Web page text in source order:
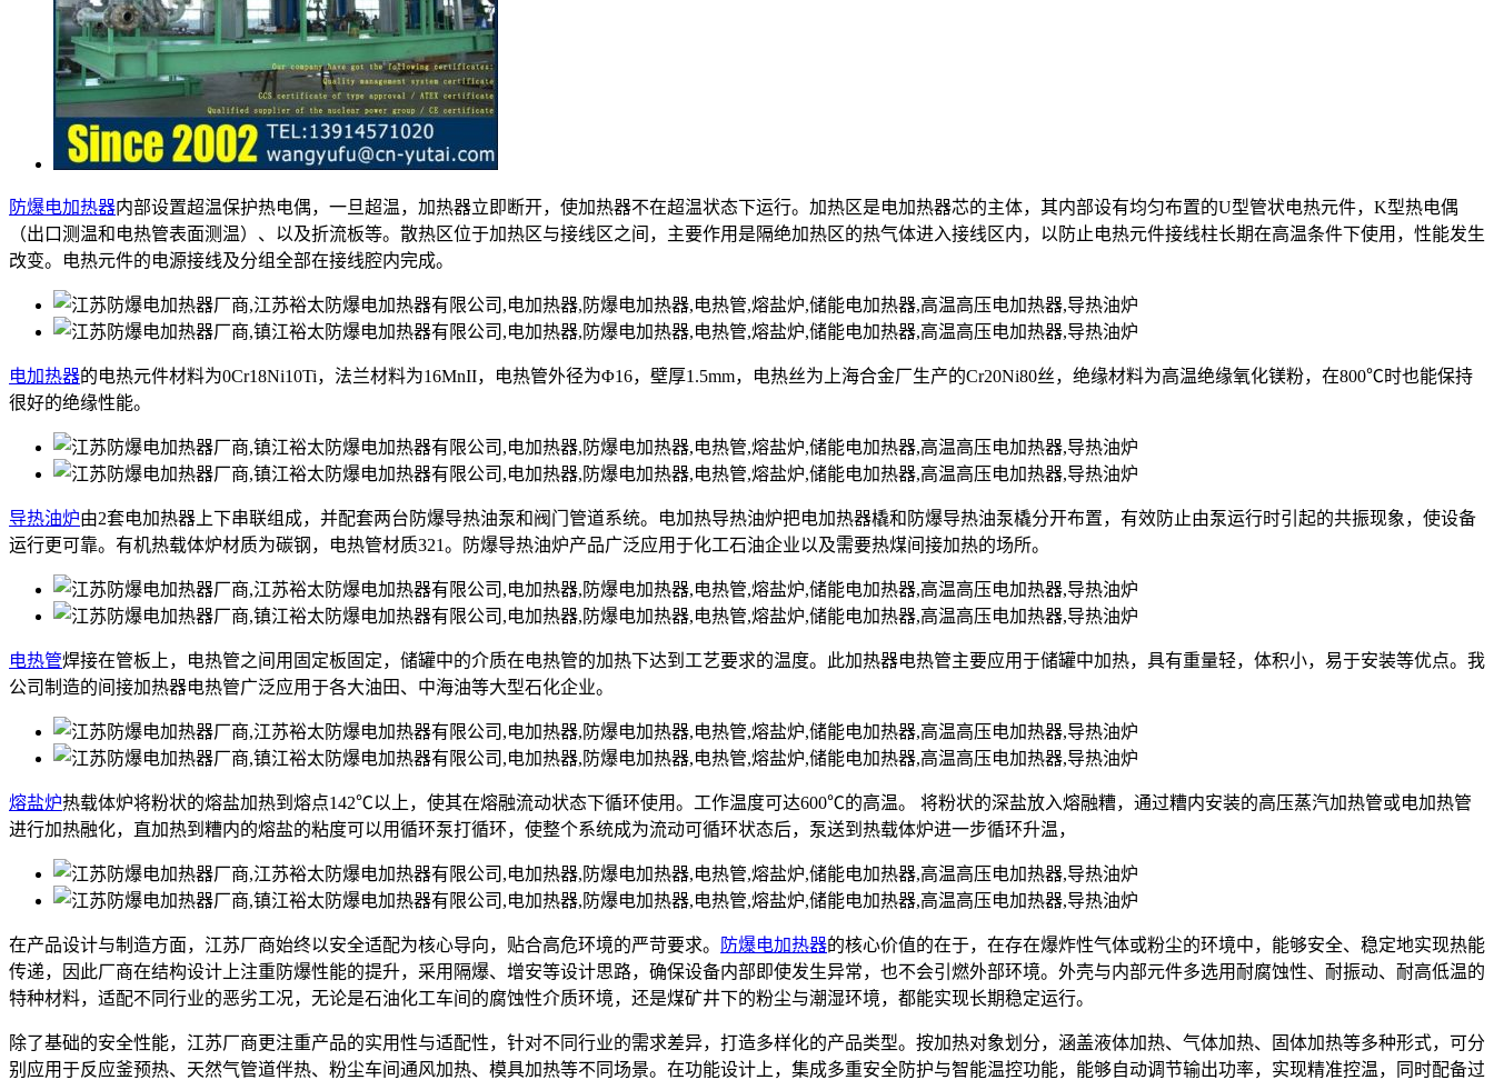
防爆电加热器内部设置超温保护热电偶，一旦超温，加热器立即断开，使加热器不在超温状态下运行。加热区是电加热器芯的主体，其内部设有均匀布置的U型管状电热元件，K型热电偶
（出口测温和电热管表面测温）、以及折流板等。散热区位于加热区与接线区之间，主要作用是隔绝加热区的热气体进入接线区内，以防止电热元件接线柱长期在高温条件下使用，性能发生
改变。电热元件的电源接线及分组全部在接线腔内完成。
电加热器的电热元件材料为0Cr18Ni10Ti，法兰材料为16MnII，电热管外径为Φ16，壁厚1.5mm，电热丝为上海合金厂生产的Cr20Ni80丝，绝缘材料为高温绝缘氧化镁粉，在800℃时也能保持
很好的绝缘性能。
导热油炉由2套电加热器上下串联组成，并配套两台防爆导热油泵和阀门管道系统。电加热导热油炉把电加热器橇和防爆导热油泵橇分开布置，有效防止由泵运行时引起的共振现象，使设备
运行更可靠。有机热载体炉材质为碳钢，电热管材质321。防爆导热油炉产品广泛应用于化工石油企业以及需要热煤间接加热的场所。
电热管焊接在管板上，电热管之间用固定板固定，储罐中的介质在电热管的加热下达到工艺要求的温度。此加热器电热管主要应用于储罐中加热，具有重量轻，体积小，易于安装等优点。我
公司制造的间接加热器电热管广泛应用于各大油田、中海油等大型石化企业。
熔盐炉热载体炉将粉状的熔盐加热到熔点142℃以上，使其在熔融流动状态下循环使用。工作温度可达600℃的高温。 将粉状的深盐放入熔融糟，通过糟内安装的高压蒸汽加热管或电加热管
进行加热融化，直加热到糟内的熔盐的粘度可以用循环泵打循环，使整个系统成为流动可循环状态后，泵送到热载体炉进一步循环升温，
在产品设计与制造方面，江苏厂商始终以安全适配为核心导向，贴合高危环境的严苛要求。 防爆电加热器的核心价值的在于，在存在爆炸性气体或粉尘的环境中，能够安全、稳定地实现热能
传递，因此厂商在结构设计上注重防爆性能的提升，采用隔爆、增安等设计思路，确保设备内部即使发生异常，也不会引燃外部环境。外壳与内部元件多选用耐腐蚀性、耐振动、耐高低温的
特种材料，适配不同行业的恶劣工况，无论是石油化工车间的腐蚀性介质环境，还是煤矿井下的粉尘与潮湿环境，都能实现长期稳定运行。
除了基础的安全性能，江苏厂商更注重产品的实用性与适配性，针对不同行业的需求差异，打造多样化的产品类型。按加热对象划分，涵盖液体加热、气体加热、固体加热等多种形式，可分
别应用于反应釜预热、天然气管道伴热、粉尘车间通风加热、模具加热等不同场景。在功能设计上，集成多重安全防护与智能温控功能，能够自动调节输出功率，实现精准控温，同时配备过